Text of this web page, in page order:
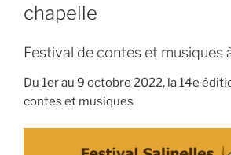
chapelle
Festival de contes et musiques
Du 1er au 9 octobre 2022, la 14e
contes et musiques